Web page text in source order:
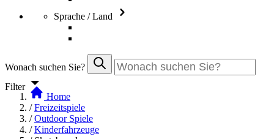
Sprache / Land
Wonach suchen Sie?
Filter
Home
/ Freizeitspiele
/ Outdoor Spiele
/ Kinderfahrzeuge